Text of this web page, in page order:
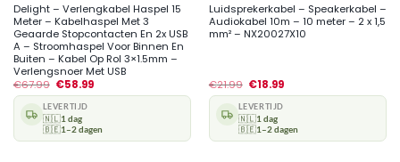
Delight – Verlengkabel Haspel 15
Meter – Kabelhaspel Met 3
Geaarde Stopcontacten En 2x USB
A – Stroomhaspel Voor Binnen En
Buiten – Kabel Op Rol 3×1.5mm –
Verlengsnoer Met USB
€67.99 €58.99
LEVERTIJD
🇳🇱1 dag
🇧🇪1–2 dagen
Luidsprekerkabel – Speakerkabel –
Audiokabel 10m – 10 meter – 2 x 1,5
mm² – NX20027X10
€21.99 €18.99
LEVERTIJD
🇳🇱1 dag
🇧🇪1–2 dagen